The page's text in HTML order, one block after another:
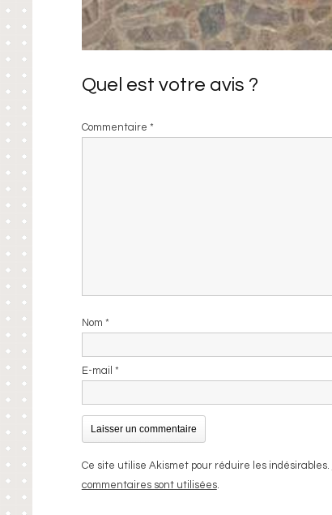
Quel est votre avis ?
Commentaire *
Nom *
E-mail *
Ce site utilise Akismet pour réduire les indésirables.
commentaires sont utilisées.